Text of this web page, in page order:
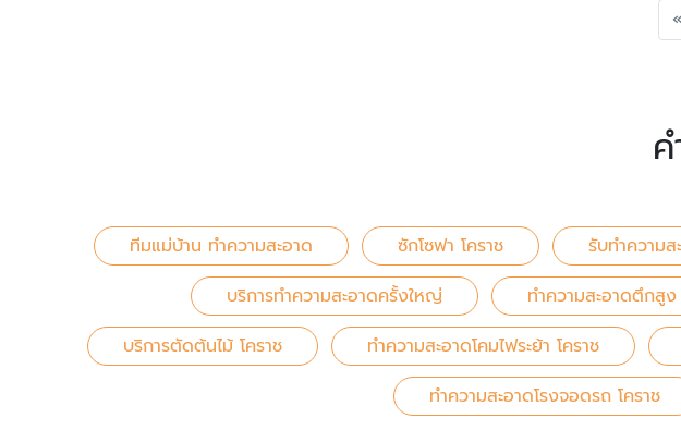
«
ทีมแม่บ้าน ทำความสะอาด ซักโซฟา โคราช รับทำความส
บริการทำความสะอาดครั้งใหญ่
ทำความสะอาดตึกสูง
บริการตัดต้นไม้ โคราช
ทำความสะอาดโคมไฟระย้า โคราช
ทำความสะอาดโรงจอดรถ โคราช